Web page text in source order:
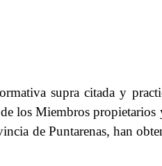
supra citada y
los Miembros
de Puntarenas, han